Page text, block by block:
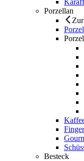
Porzellan
Besteck